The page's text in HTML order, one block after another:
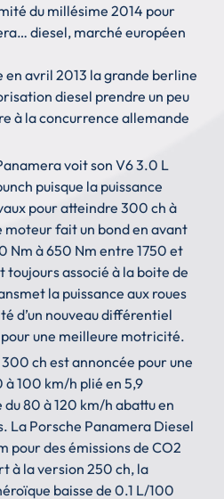
du millésime 2014 pour
diesel, marché européen
avril 2013 la grande berline
diesel prendre un peu
à la concurrence allemande
voit son V6 3.0 L
puisque la puissance
pour atteindre 300 ch à
fait un bond en avant
Nm à 650 Nm entre 1750 et
associé à la boite de
la puissance aux roues
d’un nouveau différentiel
une meilleure motricité.
ch est annoncée pour une
à 100 km/h plié en 5,9
80 à 120 km/h abattu en
La Porsche Panamera Diesel
pour des émissions de CO2
à la version 250 ch, la
baisse de 0.1 L/100